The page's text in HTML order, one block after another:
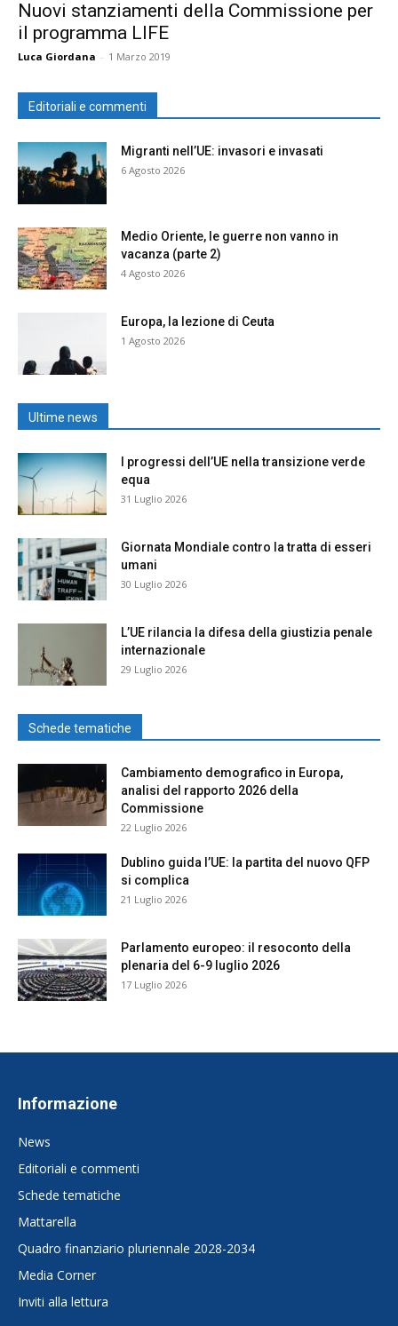
Nuovi stanziamenti della Commissione per
il programma LIFE
Luca Giordana - 1 Marzo 2019
Editoriali e commenti
Migranti nell’UE: invasori e invasati
6 Agosto 2026
Medio Oriente, le guerre non vanno in
vacanza (parte 2)
4 Agosto 2026
Europa, la lezione di Ceuta
1 Agosto 2026
Ultime news
I progressi dell’UE nella transizione verde
equa
31 Luglio 2026
Giornata Mondiale contro la tratta di esseri
umani
30 Luglio 2026
L’UE rilancia la difesa della giustizia penale
internazionale
29 Luglio 2026
Schede tematiche
Cambiamento demografico in Europa,
analisi del rapporto 2026 della
Commissione
22 Luglio 2026
Dublino guida l’UE: la partita del nuovo QFP
si complica
21 Luglio 2026
Parlamento europeo: il resoconto della
plenaria del 6-9 luglio 2026
17 Luglio 2026
Informazione
News
Editoriali e commenti
Schede tematiche
Mattarella
Quadro finanziario pluriennale 2028-2034
Media Corner
Inviti alla lettura